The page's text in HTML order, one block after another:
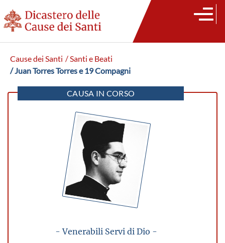
Cause dei Santi / Santi e Beati
/ Juan Torres Torres e 19 Compagni
CAUSA IN CORSO
- Venerabili Servi di Dio -